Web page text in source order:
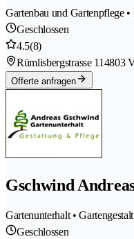
Gartenbau und Gartenpflege
Geschlossen
4.5(8)
Rümlisbergstrasse 114803
Offerte anfragen
Gschwind
Gartenunterhalt •
Geschlossen